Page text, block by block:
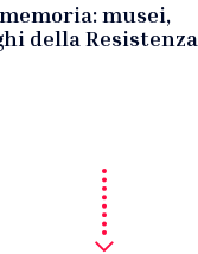
musei,
della Resistenza